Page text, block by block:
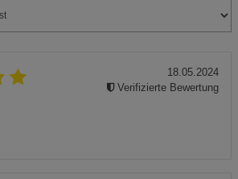
18.05.2024
Verifizierte Bewertung